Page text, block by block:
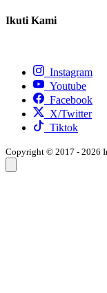
Ikuti Kami
Instagram
Youtube
Facebook
X/Twitter
Tiktok
Copyright © 2017 - 2026